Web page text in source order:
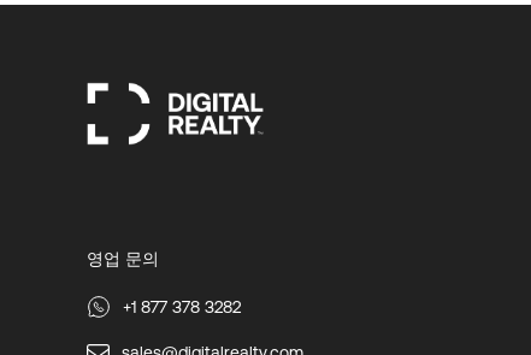
영업 문의
+1 877 378 3282